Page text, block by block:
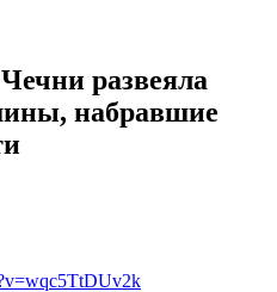
развеяла
набравшие